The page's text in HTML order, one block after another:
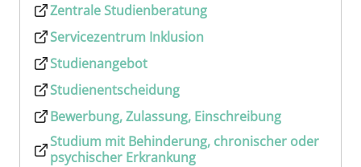
Zentrale Studienberatung
Servicezentrum Inklusion
Studienangebot
Studienentscheidung
Bewerbung, Zulassung, Einschreibung
Studium mit Behinderung, chronischer oder
psychischer Erkrankung